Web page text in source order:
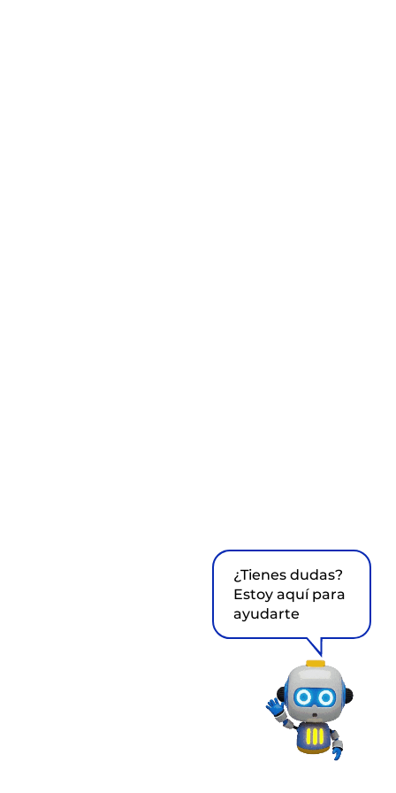
¿Tienes dudas?
Estoy aquí para
ayudarte